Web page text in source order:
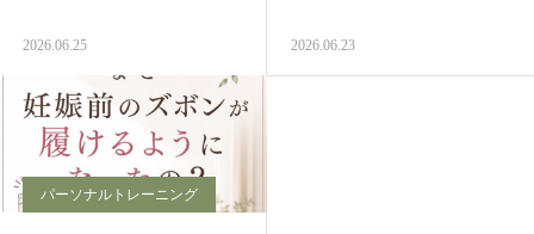
2026.06.25 2026.06.23
パーソナルトレーニング